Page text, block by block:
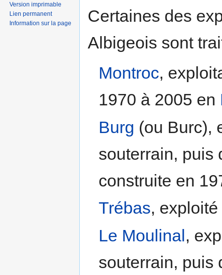
Certaines des
Albigeois sont
Montroc,
1970 à 2005 en
Burg (ou Burc),
souterrain, puis
construite en
Trébas,
Le Moulinal,
souterrain, puis
Version imprimable
Lien permanent
Information sur la page